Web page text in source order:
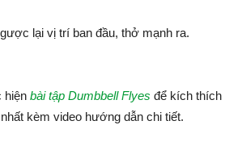
lại vị trí ban đầu, thở mạnh ra.
hiện bài tập Dumbbell Flyes để kích thích
kèm video hướng dẫn chi tiết.